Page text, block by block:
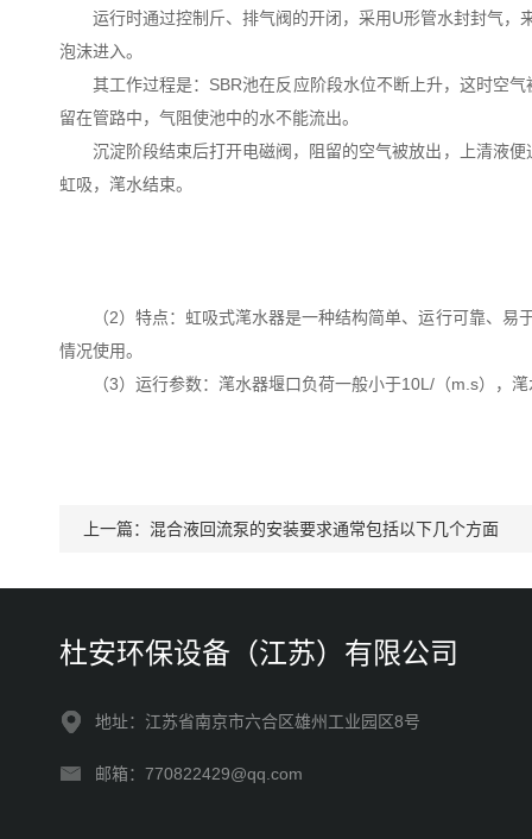
运行时通过控制斤、排气阀的开闭，采用U形管水封封气
泡沫进入。
其工作过程是：SBR池在反应阶段水位不断上升，这时空
留在管路中，气阻使池中的水不能流出。
沉淀阶段结束后打开电磁阀，阻留的空气被放出，上清液
虹吸，滗水结束。
（2）特点：虹吸式滗水器是一种结构简单、运行可靠、
情况使用。
（3）运行参数：滗水器堰口负荷一般小于10L/（m.s），
上一篇： 混合液回流泵的安装要求通常包括以下几个方面
杜安环保设备（江苏）有限公司
地址：江苏省南京市六合区雄州工业园区8号
邮箱：770822429@qq.com